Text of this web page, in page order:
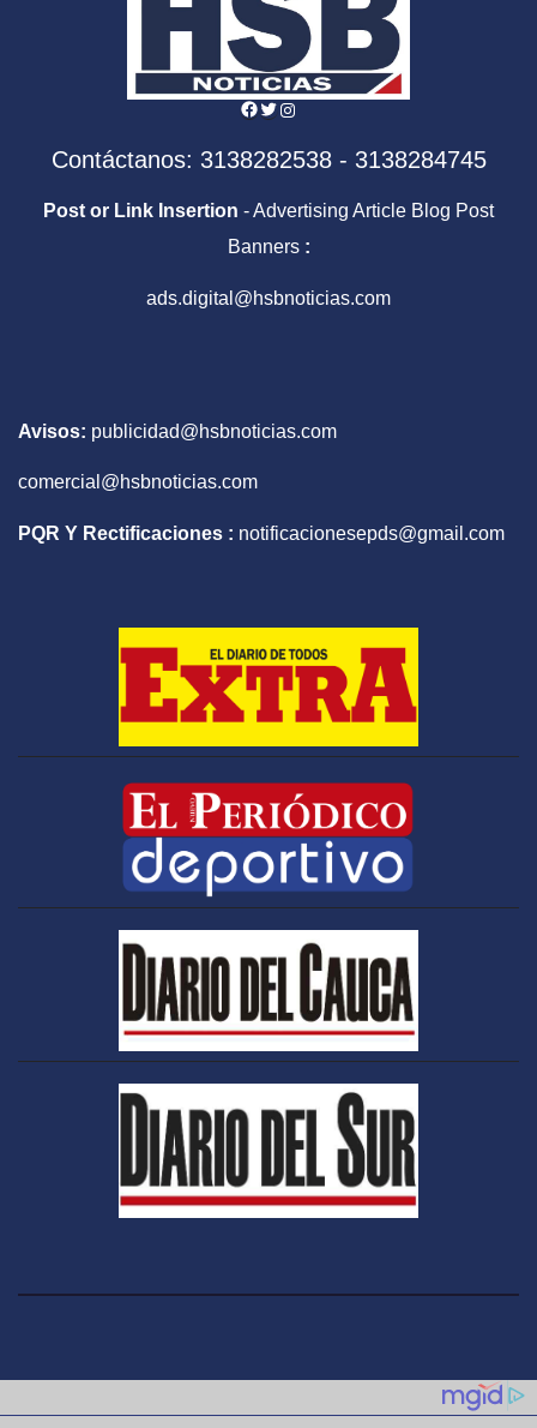
Facebook
Twitter
Instagram
Contáctanos: 3138282538 - 3138284745
Post or Link Insertion - Advertising Article Blog Post
Banners :
ads.digital@hsbnoticias.com
Avisos: publicidad@hsbnoticias.com
comercial@hsbnoticias.com
PQR Y Rectificaciones : notificacionesepds@gmail.com